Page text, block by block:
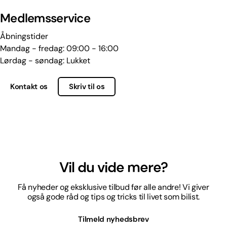
Medlemsservice
Åbningstider
Mandag - fredag: 09:00 - 16:00
Lørdag - søndag: Lukket
Kontakt os Skriv til os
Vil du vide mere?
Få nyheder og eksklusive tilbud før alle andre! Vi giver
også gode råd og tips og tricks til livet som bilist.
Tilmeld nyhedsbrev